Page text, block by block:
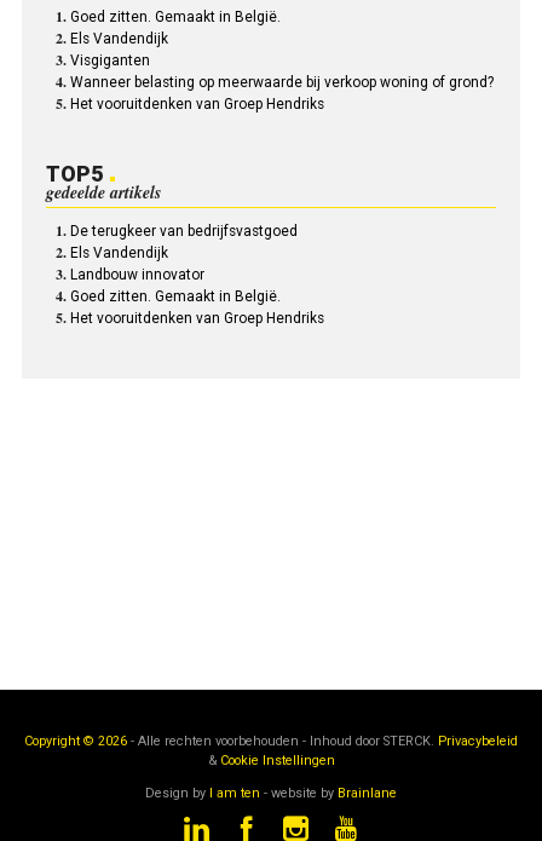
Goed zitten. Gemaakt in België.
Els Vandendijk
Visgiganten
Wanneer belasting op meerwaarde bij verkoop woning of grond?
Het vooruitdenken van Groep Hendriks
TOP5
gedeelde artikels
De terugkeer van bedrijfsvastgoed
Els Vandendijk
Landbouw innovator
Goed zitten. Gemaakt in België.
Het vooruitdenken van Groep Hendriks
Copyright © 2026 - Alle rechten voorbehouden - Inhoud door STERCK. Privacybeleid
& Cookie Instellingen
Design by I am ten - website by Brainlane